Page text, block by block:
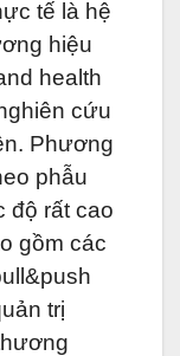
tế là hệ
hiệu
health
cứu
Phương
phẫu
độ rất cao
gồm các
trị